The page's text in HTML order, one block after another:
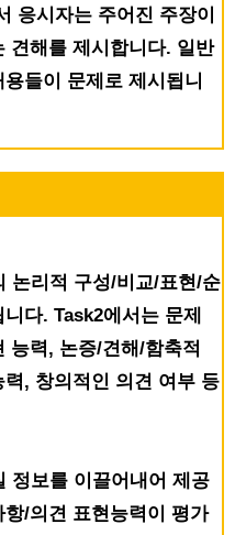
응시자는 주어진 주장이
견해를 제시합니다. 일반
들이 문제로 제시됩니
논리적 구성/비교/표현/순
다. Task2에서는 문제
능력, 논증/견해/함축적
, 창의적인 의견 여부 등
정보를 이끌어내어 제공
/의견 표현능력이 평가